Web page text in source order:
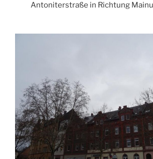
Antoniterstraße in Richtung